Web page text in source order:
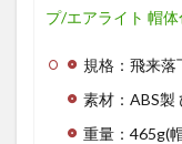
プ/エアライト 帽
規格：飛来落
素材：ABS製
重量：465g(